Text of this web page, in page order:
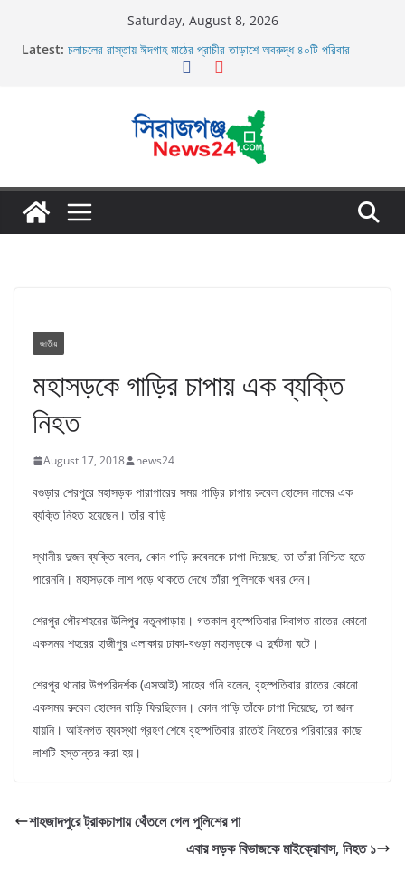
Saturday, August 8, 2026
Latest: চলাচলের রাস্তায় ঈদগাহ মাঠের প্রাচীর তাড়াশে অবরুদ্ধ ৪০টি পরিবার
র‌্যাব-১২ এর অভিযানে বেলকুচি থানা এলাকা হতে অনলাইন জুয়া চক্রের ০৩ জন
তাড়াশে বাসের চাপায় পথচারী নিহত
উল্লাপাড়ায় নিষিদ্ধ দুয়ারী জালের অবাধে ব্যবহার বন্ধ না হলে মাছের প্রজনন
জাতীয়
মহাসড়কে গাড়ির চাপায় এক ব্যক্তি
নিহত
August 17, 2018 news24
বগুড়ার শেরপুরে মহাসড়ক পারাপারের সময় গাড়ির চাপায় রুবেল হোসেন নামের এক
ব্যক্তি নিহত হয়েছেন। তাঁর বাড়ি
স্থানীয় দুজন ব্যক্তি বলেন, কোন গাড়ি রুবেলকে চাপা দিয়েছে, তা তাঁরা নিশ্চিত হতে
পারেননি। মহাসড়কে লাশ পড়ে থাকতে দেখে তাঁরা পুলিশকে খবর দেন।
শেরপুর পৌরশহরের উলিপুর নতুনপাড়ায়। গতকাল বৃহস্পতিবার দিবাগত রাতের কোনো
একসময় শহরের হাজীপুর এলাকায় ঢাকা-বগুড়া মহাসড়কে এ দুর্ঘটনা ঘটে।
শেরপুর থানার উপপরিদর্শক (এসআই) সাহেব গনি বলেন, বৃহস্পতিবার রাতের কোনো
একসময় রুবেল হোসেন বাড়ি ফিরছিলেন। কোন গাড়ি তাঁকে চাপা দিয়েছে, তা জানা
যায়নি। আইনগত ব্যবস্থা গ্রহণ শেষে বৃহস্পতিবার রাতেই নিহতের পরিবারের কাছে
লাশটি হস্তান্তর করা হয়।
শাহজাদপুরে ট্রাকচাপায় থেঁতলে গেল পুলিশের পা
এবার সড়ক বিভাজকে মাইক্রোবাস, নিহত ১